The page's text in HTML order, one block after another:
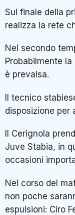
Sul finale della
realizza la rete
Nel secondo
Probabilmente
è prevalsa.
Il tecnico
disposizione per
Il Cerignola
Juve Stabia, in
occasioni
Nel corso del
non poche
espulsioni: Ciro